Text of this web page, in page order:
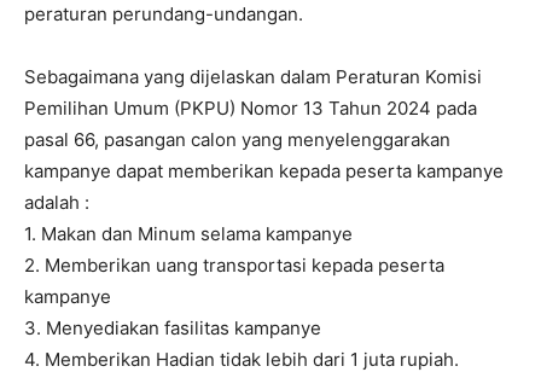
peraturan perundang-undangan.
Sebagaimana yang dijelaskan dalam Peraturan Komisi
Pemilihan Umum (PKPU) Nomor 13 Tahun 2024 pada
pasal 66, pasangan calon yang menyelenggarakan
kampanye dapat memberikan kepada peserta kampanye
adalah :
1. Makan dan Minum selama kampanye
2. Memberikan uang transportasi kepada peserta
kampanye
3. Menyediakan fasilitas kampanye
4. Memberikan Hadian tidak lebih dari 1 juta rupiah.